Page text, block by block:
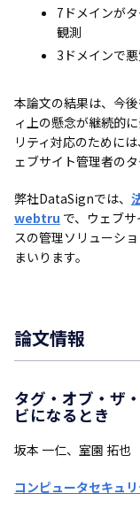
7ドメインが
観測
3ドメインで
本論文の結果は、今
ィ上の懸念が継続的
リティ対応のために
ェブサイト管理者の
弊社DataSignでは、
webtru で、ウェブ
スの管理ソリューシ
まいります。
論文情報
タグ・オブ・ザ
ビになるとき
坂本 一仁、室園 拓也
コンピュータセキュ